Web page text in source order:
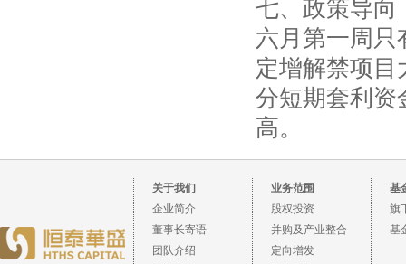
七、政策导向
六月第一周只
定增解禁项
分短期套利资
高。
关于我们
企业简介
董事长寄语
团队介绍
业务范围
股权投资
并购及产业整合
定向增发
基
旗
基